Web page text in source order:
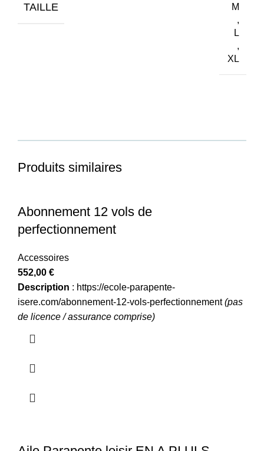
TAILLE
M
,
L
,
XL
Produits similaires
Abonnement 12 vols de
perfectionnement
Accessoires
552,00 €
Description : https://ecole-parapente-
isere.com/abonnement-12-vols-perfectionnement (pas
de licence / assurance comprise)